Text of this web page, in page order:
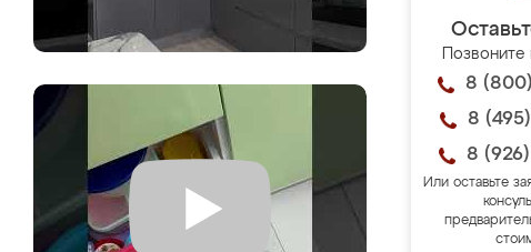
8
8
8
Или оставьте